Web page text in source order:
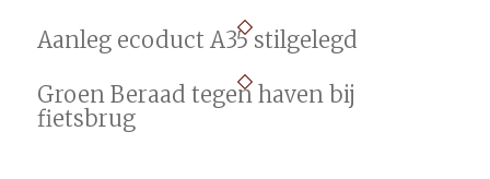
Aanleg ecoduct A35 stilgelegd
Groen Beraad tegen haven bij
fietsbrug